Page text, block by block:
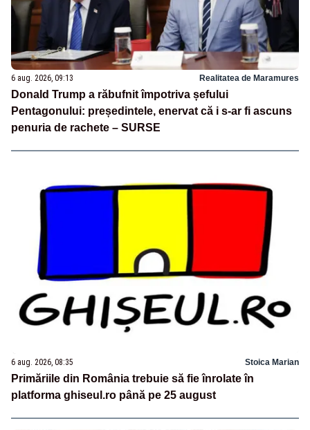
6 aug. 2026, 09:13 Realitatea de Maramures
Donald Trump a răbufnit împotriva șefului
Pentagonului: președintele, enervat că i s-ar fi ascuns
penuria de rachete – SURSE
6 aug. 2026, 08:35 Stoica Marian
Primăriile din România trebuie să fie înrolate în
platforma ghiseul.ro până pe 25 august